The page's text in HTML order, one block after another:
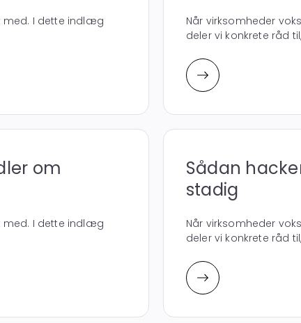
med. I dette indlæg
Når virksomheder
deler vi konkrete råd
om
med. I dette indlæg
Sådan
stadig
Når virksomheder
deler vi konkrete råd